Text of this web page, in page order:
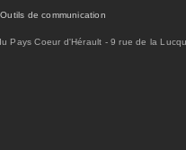
Outils de communication
Pays Coeur d'Hérault - 9 rue de la